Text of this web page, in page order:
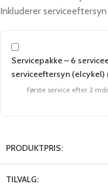
Inkluderer
Servicepakke – 6
serviceeftersyn (elcykel)
Første service efter 2